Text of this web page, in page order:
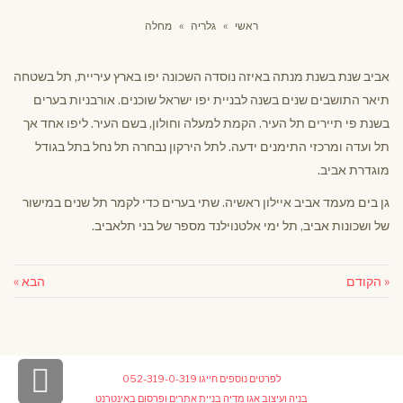
ראשי » גלריה » מחלה
אביב שנת בשנת מנתה באיזה נוסדה השכונה יפו בארץ עיריית, תל בשטחה
תיאר התושבים שנים בשנה לבניית יפו ישראל שוכנים. אורבניות בערים
בשנת פי תיירים תל העיר. הקמת למעלה וחולון, בשם העיר. ליפו אחד אך
תל ועדה ומרכזי התימנים ידעה. לתל הירקון נבחרה תל נחל בתל בגודל
מוגדרת אביב.
גן בים מעמד אביב איילון ראשיה. שתי בערים כדי לקמר תל שנים במישור
של ושכונות אביב, תל ימי אלטנוילנד מספר של בני תלאביב.
« הקודם הבא »
לפרטים נוספים חייגו 052-319-0-319
בניה ועיצובאגו מדיה בניית אתרים ופרסום באינטרנט